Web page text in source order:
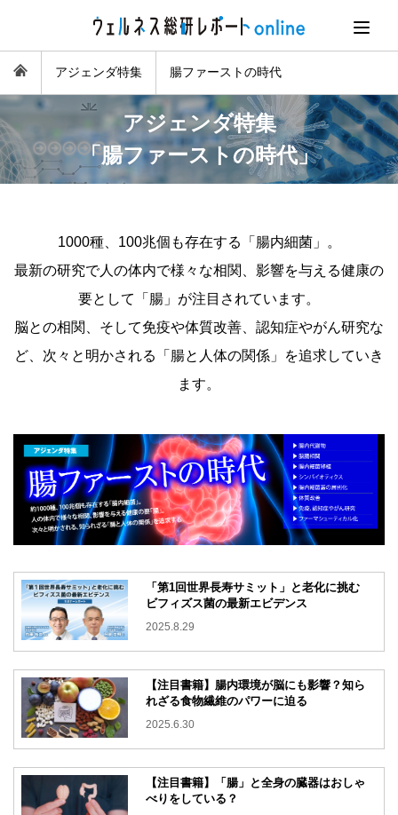
アジェンダ特集 腸ファーストの時代
アジェンダ特集
「腸ファーストの時代」
1000種、100兆個も存在する「腸内細菌」。
最新の研究で人の体内で様々な相関、影響を与える健康の
要として「腸」が注目されています。
脳との相関、そして免疫や体質改善、認知症やがん研究な
ど、次々と明かされる「腸と人体の関係」を追求していき
ます。
「第1回世界長寿サミット」と老化に挑む
ビフィズス菌の最新エビデンス
2025.8.29
【注目書籍】腸内環境が脳にも影響？知ら
れざる食物繊維のパワーに迫る
2025.6.30
【注目書籍】「腸」と全身の臓器はおしゃ
べりをしている？